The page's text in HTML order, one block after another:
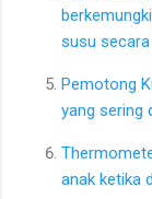
susu
Pemotong
yang sering
anak ketika